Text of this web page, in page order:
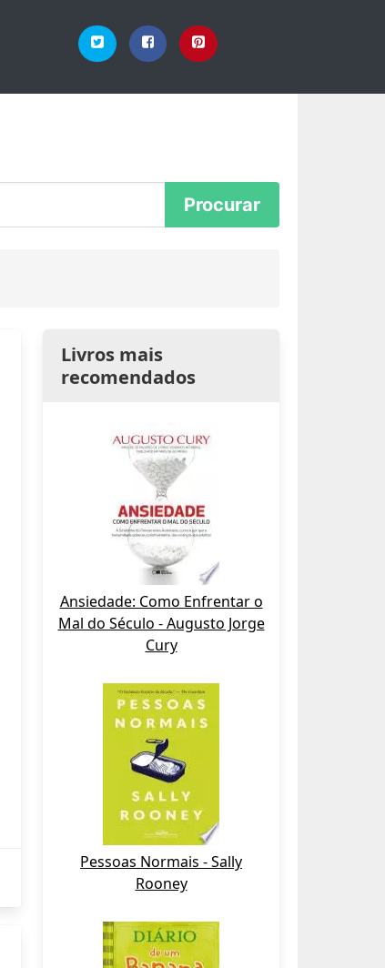
Livros mais
recomendados
Ansiedade: Como Enfrentar o
Mal do Século - Augusto Jorge
Cury
Pessoas Normais - Sally
Rooney